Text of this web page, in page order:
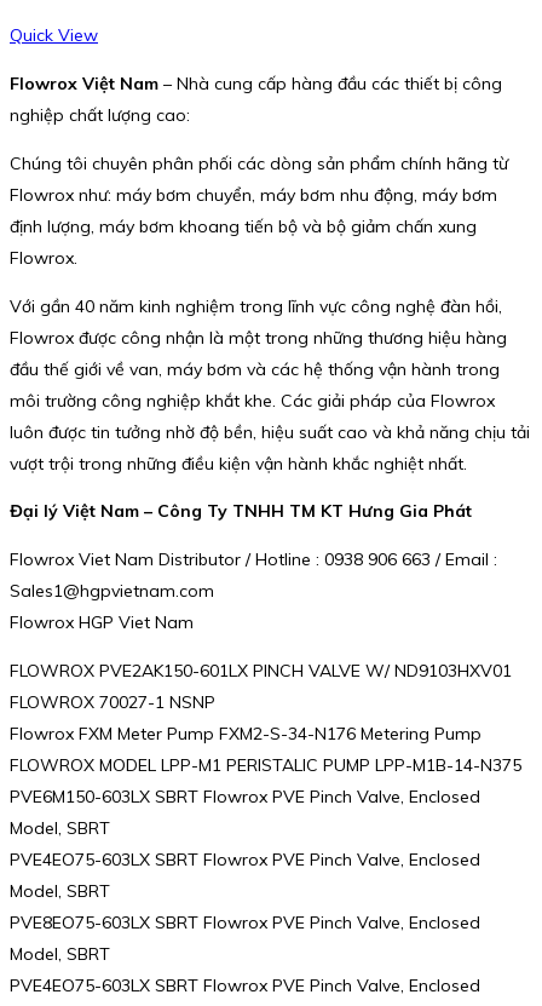
Quick View
Flowrox Việt Nam – Nhà cung cấp hàng đầu các thiết bị công
nghiệp chất lượng cao:
Chúng tôi chuyên phân phối các dòng sản phẩm chính hãng từ
Flowrox như: máy bơm chuyển, máy bơm nhu động, máy bơm
định lượng, máy bơm khoang tiến bộ và bộ giảm chấn xung
Flowrox.
Với gần 40 năm kinh nghiệm trong lĩnh vực công nghệ đàn hồi,
Flowrox được công nhận là một trong những thương hiệu hàng
đầu thế giới về van, máy bơm và các hệ thống vận hành trong
môi trường công nghiệp khắt khe. Các giải pháp của Flowrox
luôn được tin tưởng nhờ độ bền, hiệu suất cao và khả năng chịu tải
vượt trội trong những điều kiện vận hành khắc nghiệt nhất.
Đại lý Việt Nam – Công Ty TNHH TM KT Hưng Gia Phát
Flowrox Viet Nam Distributor / Hotline : 0938 906 663 / Email :
Sales1@hgpvietnam.com
Flowrox HGP Viet Nam
FLOWROX PVE2AK150-601LX PINCH VALVE W/ ND9103HXV01
FLOWROX 70027-1 NSNP
Flowrox FXM Meter Pump FXM2-S-34-N176 Metering Pump
FLOWROX MODEL LPP-M1 PERISTALIC PUMP LPP-M1B-14-N375
PVE6M150-603LX SBRT Flowrox PVE Pinch Valve, Enclosed
Model, SBRT
PVE4EO75-603LX SBRT Flowrox PVE Pinch Valve, Enclosed
Model, SBRT
PVE8EO75-603LX SBRT Flowrox PVE Pinch Valve, Enclosed
Model, SBRT
PVE4EO75-603LX SBRT Flowrox PVE Pinch Valve, Enclosed